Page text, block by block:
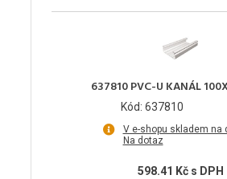
637810 PVC-U KANÁL
Kód: 637810
V e-shopu skladem na
Na dotaz
598.41 Kč s DPH